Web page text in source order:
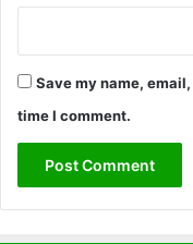
Save my name,
time I comment.